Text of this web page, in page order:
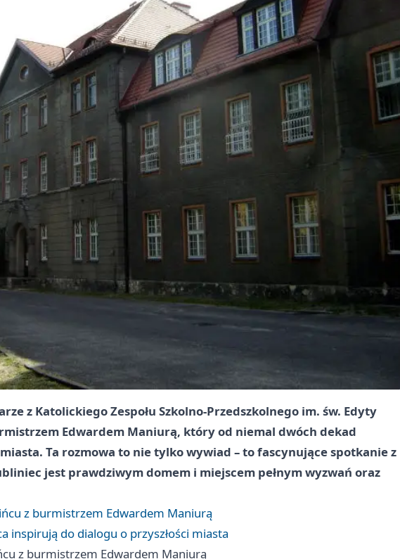
z Katolickiego Zespołu Szkolno-Przedszkolnego im. św. Edyty
Edwardem Maniurą, który od niemal dwóch dekad
Ta rozmowa to nie tylko wywiad – to fascynujące spotkanie z
jest prawdziwym domem i miejscem pełnym wyzwań oraz
z burmistrzem Edwardem Maniurą
inspirują do dialogu o przyszłości miasta
z burmistrzem Edwardem Maniurą